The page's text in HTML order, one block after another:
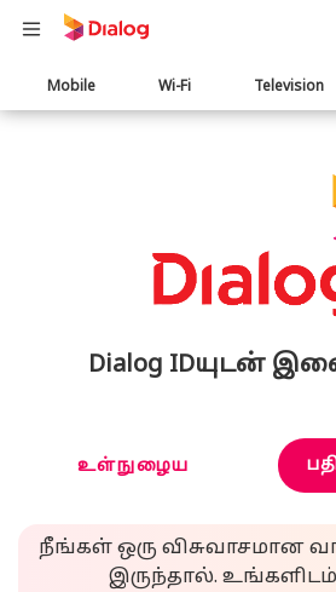
Main
navigation
Mobile Wi-Fi Television
Dialog IDயுடன்
உள்நுழைய
நீங்கள் ஒரு விசுவாசமான
இருந்தால்.